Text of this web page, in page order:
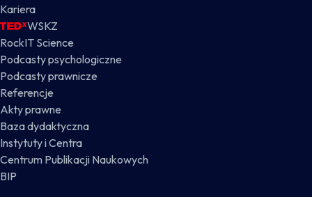
Kariera
WSKZ
RockIT Science
Podcasty psychologiczne
Podcasty prawnicze
Referencje
Akty prawne
Baza dydaktyczna
Instytuty i Centra
Centrum Publikacji Naukowych
BIP